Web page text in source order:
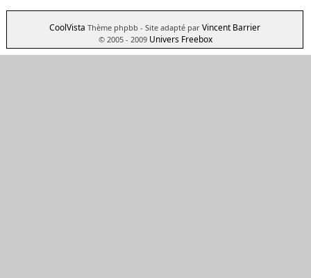
CoolVista Thème phpbb - Site adapté par Vincent Barrier
© 2005 - 2009 Univers Freebox